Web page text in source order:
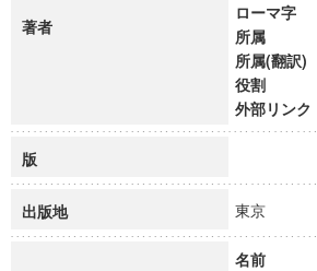
著者
ローマ字
所属
所属(翻訳)
役割
外部リンク
版
出版地 東京
名前